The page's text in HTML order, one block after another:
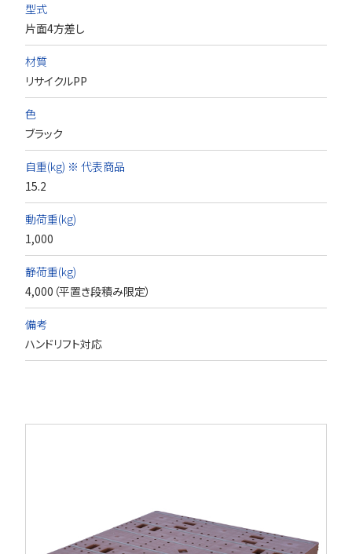
型式
片面4方差し
材質
リサイクルPP
色
ブラック
自重(kg) ※ 代表商品
15.2
動荷重(kg)
1,000
静荷重(kg)
4,000（平置き段積み限定）
備考
ハンドリフト対応